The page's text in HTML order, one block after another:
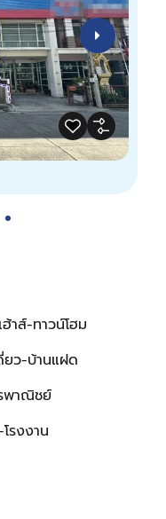
ฮ้าส์-ทาวน์โฮม
ยว-บ้านแฝด
พาณิชย์
รงงาน